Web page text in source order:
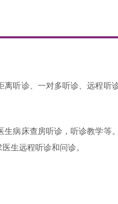
听诊、一对多听诊、远程听
病床查房听诊，听诊教学等
生远程听诊和问诊。